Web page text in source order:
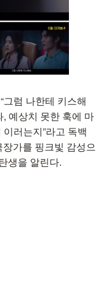
럼 나한테 키스해
예상치 못한 훅에 마
러는지”라고 독백
가를 핑크빛 감성으
생을 알린다.